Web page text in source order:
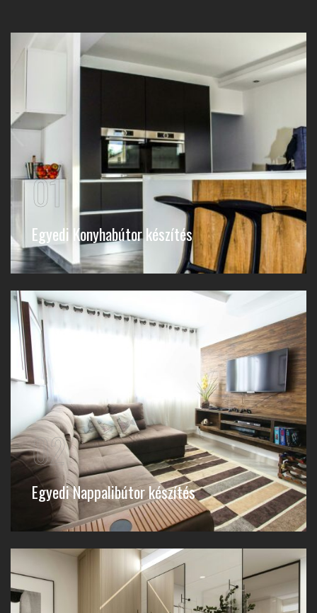
01
Egyedi Konyhabútor készítés
02
Egyedi Nappalibútor készítés